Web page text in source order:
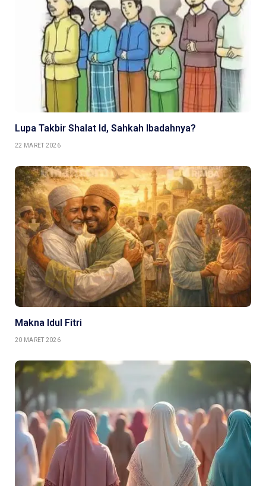
Lupa Takbir Shalat Id, Sahkah Ibadahnya?
22 MARET 2026
Makna Idul Fitri
20 MARET 2026